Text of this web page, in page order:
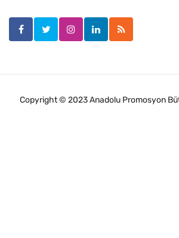
Copyright © 2023 Anadolu Promosyon